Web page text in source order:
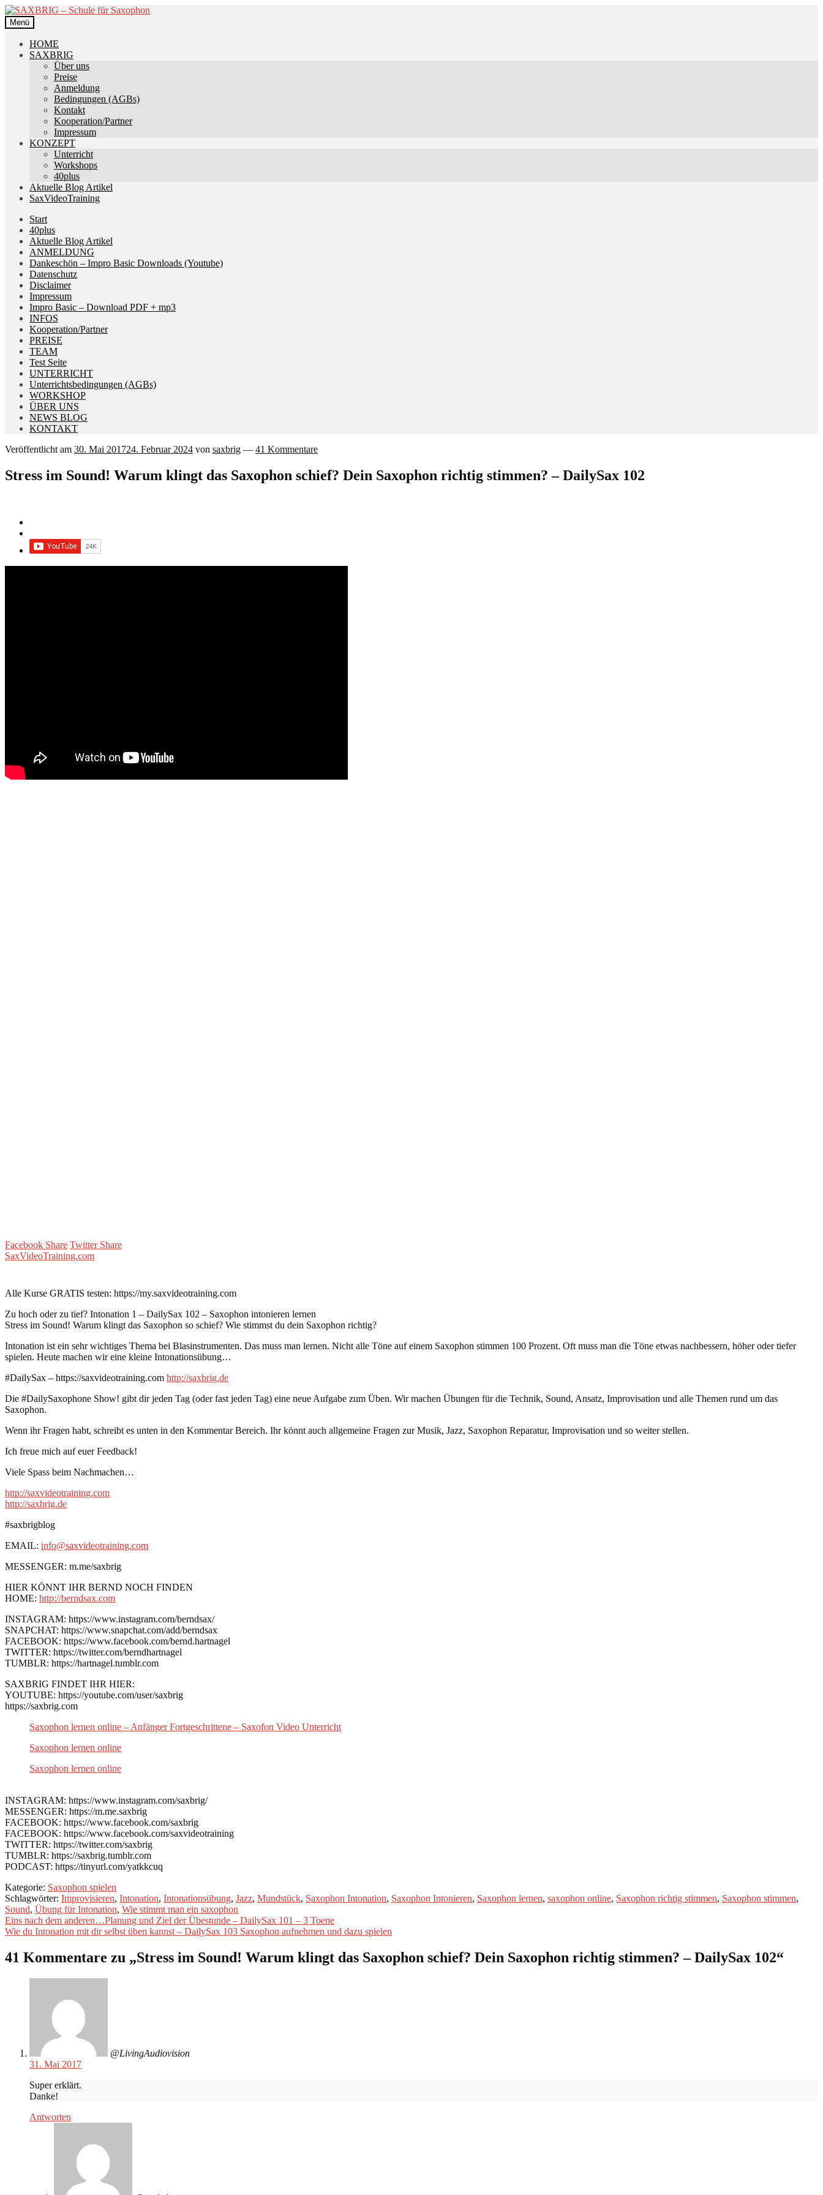
Zur
Navigation
springen
Zum
Inhalt
springen
Menü
HOME
SAXBRIG
Über uns
Preise
Anmeldung
Bedingungen (AGBs)
Kontakt
Kooperation/Partner
Impressum
KONZEPT
Unterricht
Workshops
40plus
Aktuelle Blog Artikel
SaxVideoTraining
Start
40plus
Aktuelle Blog Artikel
ANMELDUNG
Dankeschön – Impro Basic Downloads (Youtube)
Datenschutz
Disclaimer
Impressum
Impro Basic – Download PDF + mp3
INFOS
Kooperation/Partner
PREISE
TEAM
Test Seite
UNTERRICHT
Unterrichtsbedingungen (AGBs)
WORKSHOP
ÜBER UNS
NEWS BLOG
KONTAKT
Veröffentlicht am 30. Mai 201724. Februar 2024 von saxbrig — 41 Kommentare
Stress im Sound! Warum klingt das Saxophon schief? Dein Saxophon richtig stimmen? – DailySax 102
Facebook Share Twitter Share
SaxVideoTraining.com
Alle Kurse GRATIS testen: https://my.saxvideotraining.com
Zu hoch oder zu tief? Intonation 1 – DailySax 102 – Saxophon intonieren lernen
Stress im Sound! Warum klingt das Saxophon so schief? Wie stimmst du dein Saxophon richtig?
Intonation ist ein sehr wichtiges Thema bei Blasinstrumenten. Das muss man lernen. Nicht alle Töne auf einem Saxophon stimmen 100 Prozent. Oft muss man die Töne etwas nachbessern, höher oder tiefer
spielen. Heute machen wir eine kleine Intonationsübung…
#DailySax – https://saxvideotraining.com http://saxbrig.de
Die #DailySaxophone Show! gibt dir jeden Tag (oder fast jeden Tag) eine neue Aufgabe zum Üben. Wir machen Übungen für die Technik, Sound, Ansatz, Improvisation und alle Themen rund um das
Saxophon.
Wenn ihr Fragen habt, schreibt es unten in den Kommentar Bereich. Ihr könnt auch allgemeine Fragen zur Musik, Jazz, Saxophon Reparatur, Improvisation und so weiter stellen.
Ich freue mich auf euer Feedback!
Viele Spass beim Nachmachen…
http://saxvideotraining.com
http://saxbrig.de
#saxbrigblog
EMAIL: info@saxvideotraining.com
MESSENGER: m.me/saxbrig
HIER KÖNNT IHR BERND NOCH FINDEN
HOME: http://berndsax.com
INSTAGRAM: https://www.instagram.com/berndsax/
SNAPCHAT: https://www.snapchat.com/add/berndsax
FACEBOOK: https://www.facebook.com/bernd.hartnagel
TWITTER: https://twitter.com/berndhartnagel
TUMBLR: https://hartnagel.tumblr.com
SAXBRIG FINDET IHR HIER:
YOUTUBE: https://youtube.com/user/saxbrig
https://saxbrig.com
Saxophon lernen online – Anfänger Fortgeschrittene – Saxofon Video Unterricht
Saxophon lernen online
Saxophon lernen online
INSTAGRAM: https://www.instagram.com/saxbrig/
MESSENGER: https://m.me.saxbrig
FACEBOOK: https://www.facebook.com/saxbrig
FACEBOOK: https://www.facebook.com/saxvideotraining
TWITTER: https://twitter.com/saxbrig
TUMBLR: https://saxbrig.tumblr.com
PODCAST: https://tinyurl.com/yatkkcuq
Kategorie: Saxophon spielen
Schlagwörter: Improvisieren, Intonation, Intonationsübung, Jazz, Mundstück, Saxophon Intonation, Saxophon Intonieren, Saxophon lernen, saxophon online, Saxophon richtig stimmen, Saxophon stimmen,
Sound, Übung für Intonation, Wie stimmt man ein saxophon
Beitragsnavigation
Vorheriger
Beitrag:
Eins nach dem anderen…Planung und Ziel der Übestunde – DailySax 101 – 3 Toene
Nächster
Wie du Intonation mit dir selbst üben kannst – DailySax 103 Saxophon aufnehmen und dazu spielen
41 Kommentare zu „Stress im Sound! Warum klingt das Saxophon schief? Dein Saxophon richtig stimmen? – DailySax 102“
@LivingAudiovision
31. Mai 2017
Super erklärt.
Danke!
Antworten